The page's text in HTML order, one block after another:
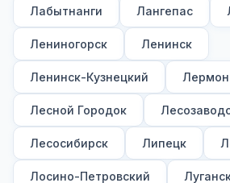
Лабытнанги Лангепас
Лениногорск Ленинск
Ленинск-Кузнецкий
Лесной Городок
Лесосибирск Липецк
Лосино-Петровский